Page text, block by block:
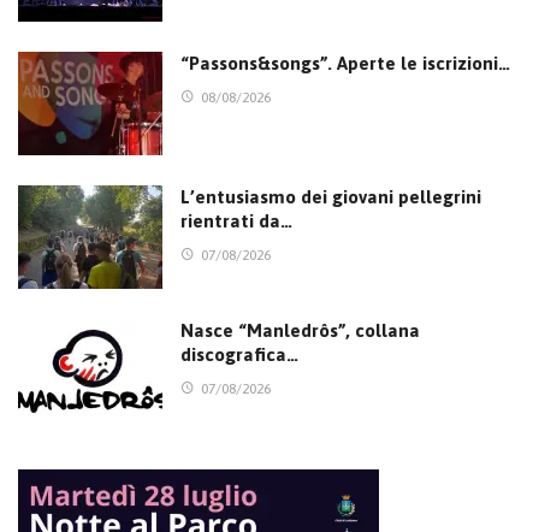
“Passons&songs”. Aperte le iscrizioni…
08/08/2026
L’entusiasmo dei giovani pellegrini
rientrati da…
07/08/2026
Nasce “Manledrôs”, collana
discografica…
07/08/2026